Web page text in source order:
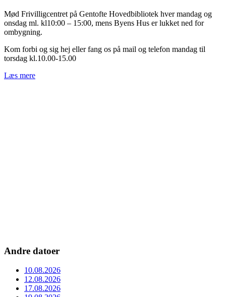
Mød Frivilligcentret på Gentofte Hovedbibliotek hver mandag og
onsdag ml. kl10:00 – 15:00, mens Byens Hus er lukket ned for
ombygning.
Kom forbi og sig hej eller fang os på mail og telefon mandag til
torsdag kl.10.00-15.00
Læs mere
Andre datoer
10.08.2026
12.08.2026
17.08.2026